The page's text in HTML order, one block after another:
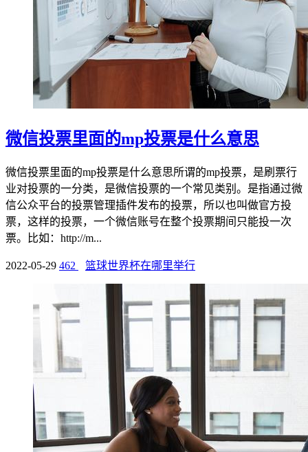
微信投票里面的mp投票是什么意思
微信投票里面的mp投票是什么意思所谓的mp投票，是刷票行
业对投票的一分类，是微信投票的一个常见类别。是指通过微
信公众平台的投票管理插件发布的投票，所以也叫做官方投
票，这样的投票，一个微信账号在整个投票期间只能投一次
票。比如：http://m...
2022-05-29 462 篮球世界杯在哪里举行